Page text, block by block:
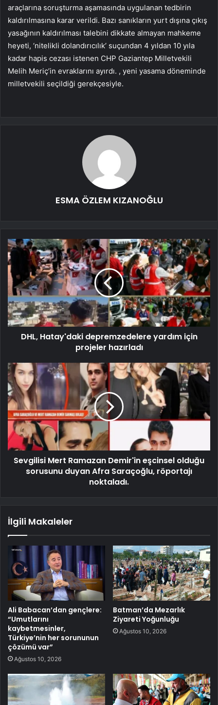
araçlarına soruşturma aşamasında uygulanan tedbirin
kaldırılmasına karar verildi. Bazı sanıkların yurt dışına çıkış
yasağının kaldırılması talebini dikkate almayan mahkeme
heyeti, ‘nitelikli dolandırıcılık’ suçundan 4 yıldan 10 yıla
kadar hapis cezası istenen CHP Gaziantep Milletvekili
Melih Meriç’in evraklarını ayırdı. , yeni yasama döneminde
milletvekili seçildiği gerekçesiyle.
ESMA ÖZLEM KIZANOĞLU
DHL, Hatay'daki depremzedelere yardım için
projeler hazırladı
Sevgilisi Mert Ramazan Demir'in eşcinsel olduğu
sorusunu duyan Afra Saraçoğlu, röportajı
noktaladı.
İlgili Makaleler
Ali Babacan’dan gençlere:
“Umutlarını
kaybetmesinler,
Türkiye’nin her sorununun
çözümü var”
Ağustos 10, 2026
Batman’da Mezarlık
Ziyareti Yoğunluğu
Ağustos 10, 2026